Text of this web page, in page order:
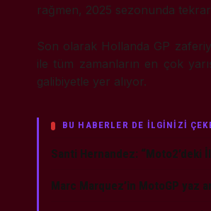
rağmen, 2025 sezonunda
Son olarak Hollanda GP
ile tüm zamanların en çok
galibiyetle yer alıyor.
BU HABERLER DE İLGİNİZİ
Santi Hernandez: “Moto2’deki
Marc Marquez’in MotoGP yaz